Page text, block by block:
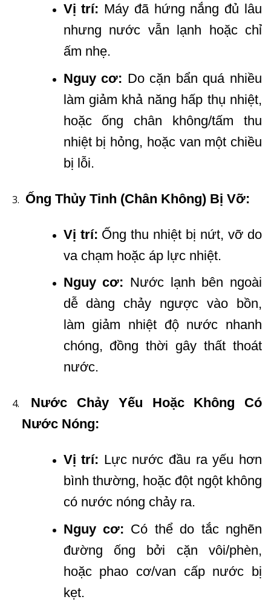
Vị trí: Máy đã hứng nắng đủ lâu
nhưng nước vẫn lạnh hoặc chỉ
ấm nhẹ.
Nguy cơ: Do cặn bẩn quá nhiều
làm giảm khả năng hấp thụ nhiệt,
hoặc ống chân không/tấm thu
nhiệt bị hỏng, hoặc van một chiều
bị lỗi.
Ống Thủy Tinh (Chân Không) Bị Vỡ:
Vị trí: Ống thu nhiệt bị nứt, vỡ do
va chạm hoặc áp lực nhiệt.
Nguy cơ: Nước lạnh bên ngoài
dễ dàng chảy ngược vào bồn,
làm giảm nhiệt độ nước nhanh
chóng, đồng thời gây thất thoát
nước.
Nước Chảy Yếu Hoặc Không Có
Nước Nóng:
Vị trí: Lực nước đầu ra yếu hơn
bình thường, hoặc đột ngột không
có nước nóng chảy ra.
Nguy cơ: Có thể do tắc nghẽn
đường ống bởi cặn vôi/phèn,
hoặc phao cơ/van cấp nước bị
kẹt.